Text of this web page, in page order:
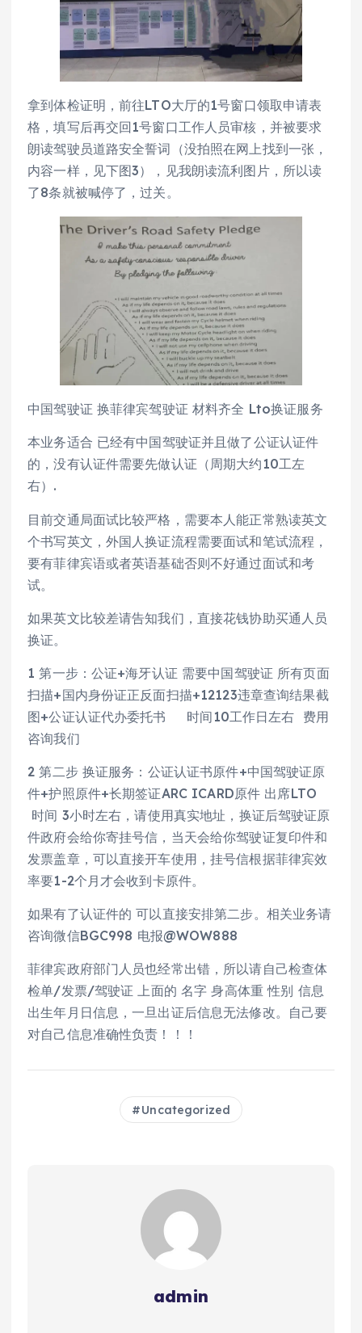
拿到体检证明，前往LTO大厅的1号窗口领取申请表
格，填写后再交回1号窗口工作人员审核，并被要求
朗读驾驶员道路安全誓词（没拍照在网上找到一张，
内容一样，见下图3），见我朗读流利图片，所以读
了8条就被喊停了，过关。
中国驾驶证 换菲律宾驾驶证 材料齐全 Lto换证服务
本业务适合 已经有中国驾驶证并且做了公证认证件
的，没有认证件需要先做认证（周期大约10工左
右）.
目前交通局面试比较严格，需要本人能正常熟读英文
个书写英文，外国人换证流程需要面试和笔试流程，
要有菲律宾语或者英语基础否则不好通过面试和考
试。
如果英文比较差请告知我们，直接花钱协助买通人员
换证。
1 第一步：公证+海牙认证 需要中国驾驶证 所有页面
扫描+国内身份证正反面扫描+12123违章查询结果截
图+公证认证代办委托书 时间10工作日左右 费用
咨询我们
2 第二步 换证服务：公证认证书原件+中国驾驶证原
件+护照原件+长期签证ARC ICARD原件 出席LTO
时间 3小时左右，请使用真实地址，换证后驾驶证原
件政府会给你寄挂号信，当天会给你驾驶证复印件和
发票盖章，可以直接开车使用，挂号信根据菲律宾效
率要1-2个月才会收到卡原件。
如果有了认证件的 可以直接安排第二步。相关业务请
咨询微信BGC998 电报@WOW888
菲律宾政府部门人员也经常出错，所以请自己检查体
检单/发票/驾驶证 上面的 名字 身高体重 性别 信息
出生年月日信息，一旦出证后信息无法修改。自己要
对自己信息准确性负责！！！
Uncategorized
admin